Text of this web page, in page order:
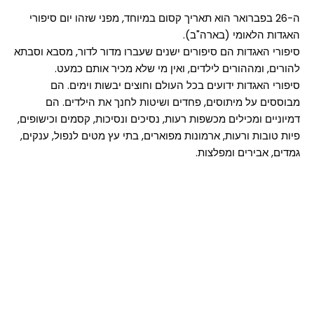
ה-26 בפברואר הוא תאריך קסום במיוחד, מפני שזהו יום סיפורי
האגדות הלאומי (בארה"ב).
סיפורי האגדות הם סיפורים ישנים שעברו מדור לדור, מסבא וסבתא
להורים, ומההורים לילדים, ואין מי שלא מכיר אותם כמעט.
סיפורי האגדות ידועים בכל העולם וחוצים יבשות וימים. הם
מבוססים על מיתוסים, פחדים ושיטות לחנך את הילדים. הם
דמיוניים ומכילים מכשפות רעות, נסיכים ונסיכות, קסמים וכישופים,
פיות טובות ורעות, ארמונות מפוארים, בתי עץ מטים לנפול, ענקים,
גמדים, אבירים ומפלצות.